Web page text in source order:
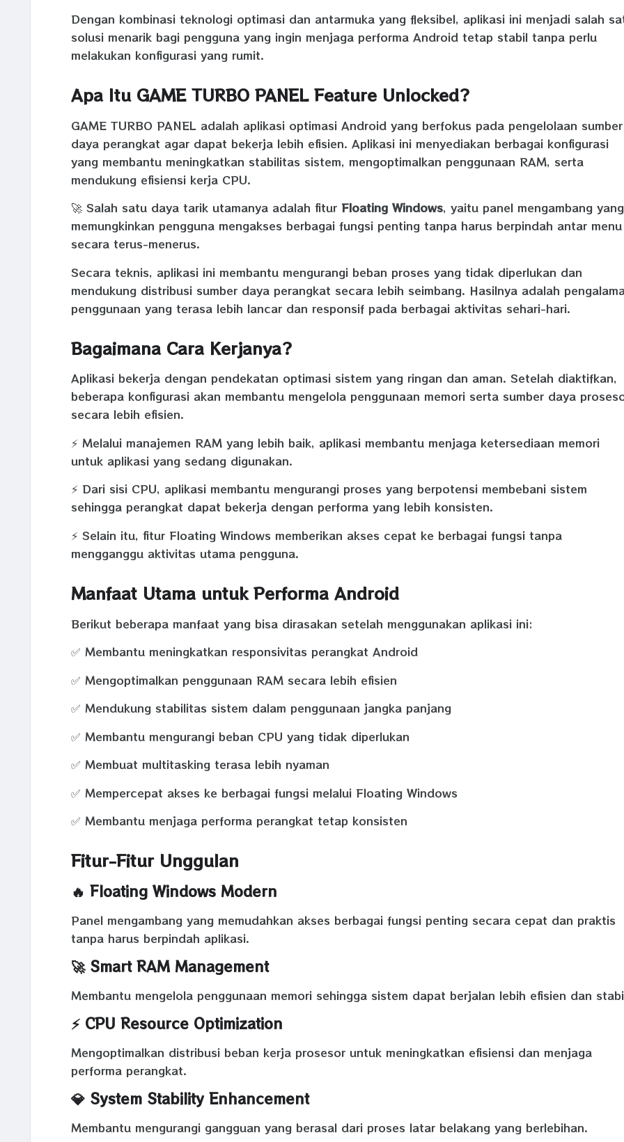
Dengan kombinasi teknologi optimasi dan antarmuka yang fleksibel, aplikasi ini menjadi salah
solusi menarik bagi pengguna yang ingin menjaga performa Android tetap stabil tanpa perlu
melakukan konfigurasi yang rumit.
Apa Itu GAME TURBO PANEL Feature Unlocked?
GAME TURBO PANEL adalah aplikasi optimasi Android yang berfokus pada pengelolaan sumber
daya perangkat agar dapat bekerja lebih efisien. Aplikasi ini menyediakan berbagai konfigurasi
yang membantu meningkatkan stabilitas sistem, mengoptimalkan penggunaan RAM, serta
mendukung efisiensi kerja CPU.
🚀 Salah satu daya tarik utamanya adalah fitur Floating Windows, yaitu panel mengambang yang
memungkinkan pengguna mengakses berbagai fungsi penting tanpa harus berpindah antar menu
secara terus-menerus.
Secara teknis, aplikasi ini membantu mengurangi beban proses yang tidak diperlukan dan
mendukung distribusi sumber daya perangkat secara lebih seimbang. Hasilnya adalah
penggunaan yang terasa lebih lancar dan responsif pada berbagai aktivitas sehari-hari.
Bagaimana Cara Kerjanya?
Aplikasi bekerja dengan pendekatan optimasi sistem yang ringan dan aman. Setelah diaktifkan,
beberapa konfigurasi akan membantu mengelola penggunaan memori serta sumber daya
secara lebih efisien.
⚡ Melalui manajemen RAM yang lebih baik, aplikasi membantu menjaga ketersediaan memori
untuk aplikasi yang sedang digunakan.
⚡ Dari sisi CPU, aplikasi membantu mengurangi proses yang berpotensi membebani sistem
sehingga perangkat dapat bekerja dengan performa yang lebih konsisten.
⚡ Selain itu, fitur Floating Windows memberikan akses cepat ke berbagai fungsi tanpa
mengganggu aktivitas utama pengguna.
Manfaat Utama untuk Performa Android
Berikut beberapa manfaat yang bisa dirasakan setelah menggunakan aplikasi ini:
✅ Membantu meningkatkan responsivitas perangkat Android
✅ Mengoptimalkan penggunaan RAM secara lebih efisien
✅ Mendukung stabilitas sistem dalam penggunaan jangka panjang
✅ Membantu mengurangi beban CPU yang tidak diperlukan
✅ Membuat multitasking terasa lebih nyaman
✅ Mempercepat akses ke berbagai fungsi melalui Floating Windows
✅ Membantu menjaga performa perangkat tetap konsisten
Fitur-Fitur Unggulan
🔥 Floating Windows Modern
Panel mengambang yang memudahkan akses berbagai fungsi penting secara cepat dan praktis
tanpa harus berpindah aplikasi.
🚀 Smart RAM Management
Membantu mengelola penggunaan memori sehingga sistem dapat berjalan lebih efisien dan
⚡ CPU Resource Optimization
Mengoptimalkan distribusi beban kerja prosesor untuk meningkatkan efisiensi dan menjaga
performa perangkat.
💎 System Stability Enhancement
Membantu mengurangi gangguan yang berasal dari proses latar belakang yang berlebihan.